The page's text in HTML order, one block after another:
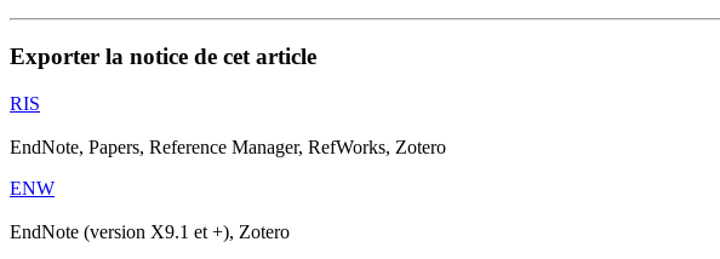
Exporter la notice de cet article
RIS
EndNote, Papers, Reference Manager, RefWorks, Zotero
ENW
EndNote (version X9.1 et +), Zotero